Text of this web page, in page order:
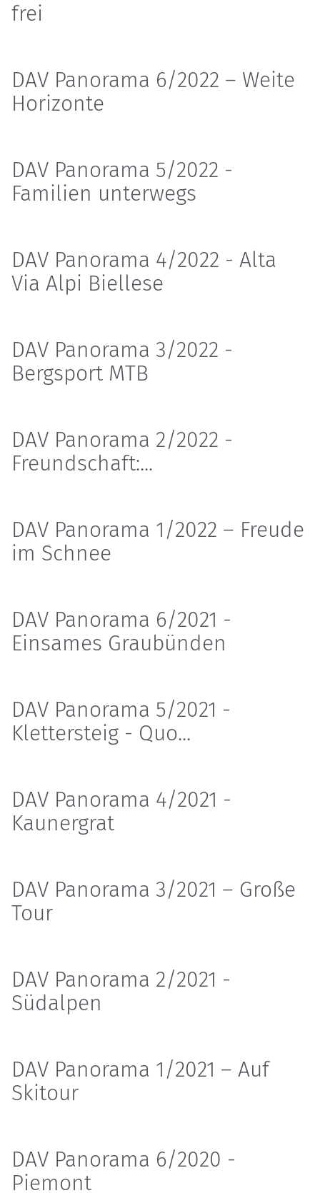
frei
DAV Panorama 6/2022 – Weite
Horizonte
DAV Panorama 5/2022 -
Familien unterwegs
DAV Panorama 4/2022 - Alta
Via Alpi Biellese
DAV Panorama 3/2022 -
Bergsport MTB
DAV Panorama 2/2022 -
Freundschaft:...
DAV Panorama 1/2022 – Freude
im Schnee
DAV Panorama 6/2021 -
Einsames Graubünden
DAV Panorama 5/2021 -
Klettersteig - Quo...
DAV Panorama 4/2021 -
Kaunergrat
DAV Panorama 3/2021 – Große
Tour
DAV Panorama 2/2021 -
Südalpen
DAV Panorama 1/2021 – Auf
Skitour
DAV Panorama 6/2020 -
Piemont